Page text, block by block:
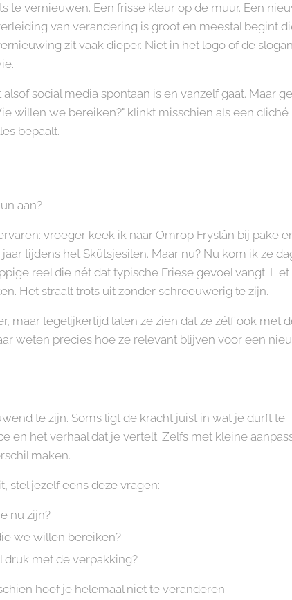
te vernieuwen. Een frisse kleur op de muur. Een
van verandering is groot en meestal begint
zit vaak dieper. Niet in het logo of de
social media spontaan is en vanzelf gaat. Maar
willen we bereiken?" klinkt misschien als een cliché
bepaalt.
aan?
vroeger keek ik naar Omrop Fryslân bij pake
tijdens het Skûtsjesilen. Maar nu? Nu kom ik ze
reel die nét dat typische Friese gevoel vangt. Het
Het straalt trots uit zonder schreeuwerig te zijn.
maar tegelijkertijd laten ze zien dat ze zélf ook met
weten precies hoe ze relevant blijven voor een
te zijn. Soms ligt de kracht juist in wat je durft te
en het verhaal dat je vertelt. Zelfs met kleine
maken.
stel jezelf eens deze vragen:
nu zijn?
we willen bereiken?
druk met de verpakking?
hoef je helemaal niet te veranderen.